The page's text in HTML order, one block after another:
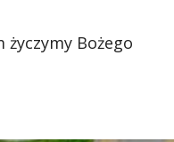
Bożego